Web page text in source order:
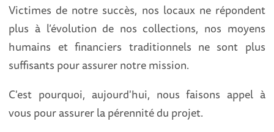
Victimes de notre succès, nos locaux ne répondent
plus à l’évolution de nos collections, nos moyens
humains et financiers traditionnels ne sont plus
suffisants pour assurer notre mission.
C'est pourquoi, aujourd'hui, nous faisons appel à
vous pour assurer la pérennité du projet.